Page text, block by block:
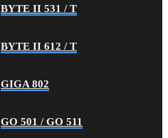
BYTE II 531 / T
BYTE II 612 / T
GIGA 802
GO 501 / GO 511